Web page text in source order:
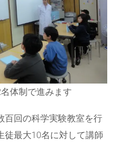
体制で進みます
百回の科学実験教室を行
徒最大10名に対して講師